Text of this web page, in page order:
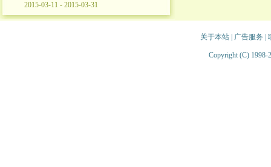
2015-03-11 - 2015-03-31
关于本站| 广告服务
Copyright (C) 1998-